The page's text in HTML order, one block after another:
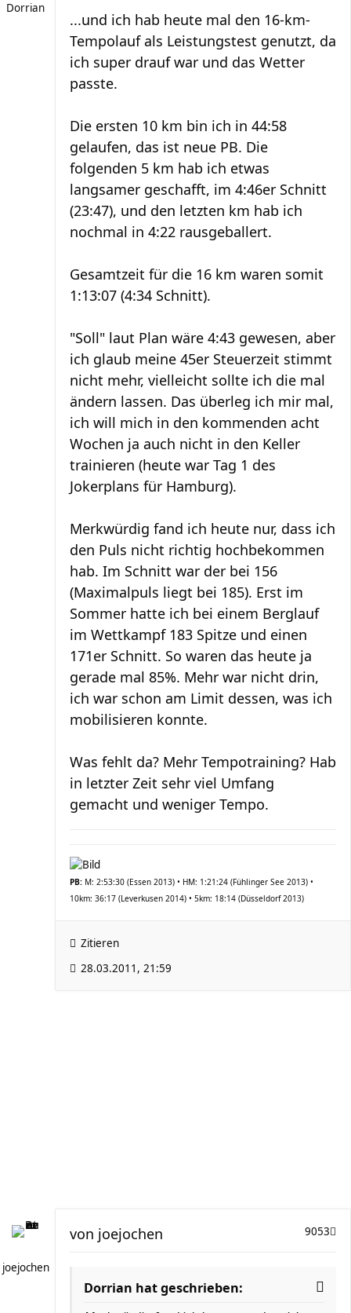
Dorrian
...und ich hab heute mal den 16-km-
Tempolauf als Leistungstest genutzt, da
ich super drauf war und das Wetter
passte.
Die ersten 10 km bin ich in 44:58
gelaufen, das ist neue PB. Die
folgenden 5 km hab ich etwas
langsamer geschafft, im 4:46er Schnitt
(23:47), und den letzten km hab ich
nochmal in 4:22 rausgeballert.
Gesamtzeit für die 16 km waren somit
1:13:07 (4:34 Schnitt).
"Soll" laut Plan wäre 4:43 gewesen, aber
ich glaub meine 45er Steuerzeit stimmt
nicht mehr, vielleicht sollte ich die mal
ändern lassen. Das überleg ich mir mal,
ich will mich in den kommenden acht
Wochen ja auch nicht in den Keller
trainieren (heute war Tag 1 des
Jokerplans für Hamburg).
Merkwürdig fand ich heute nur, dass ich
den Puls nicht richtig hochbekommen
hab. Im Schnitt war der bei 156
(Maximalpuls liegt bei 185). Erst im
Sommer hatte ich bei einem Berglauf
im Wettkampf 183 Spitze und einen
171er Schnitt. So waren das heute ja
gerade mal 85%. Mehr war nicht drin,
ich war schon am Limit dessen, was ich
mobilisieren konnte.
Was fehlt da? Mehr Tempotraining? Hab
in letzter Zeit sehr viel Umfang
gemacht und weniger Tempo.
PB: M: 2:53:30 (Essen 2013) • HM: 1:21:24 (Fühlinger See 2013) •
10km: 36:17 (Leverkusen 2014) • 5km: 18:14 (Düsseldorf 2013)
Zitieren
28.03.2011, 21:59
joejochen
9053
von joejochen
Dorrian hat geschrieben: